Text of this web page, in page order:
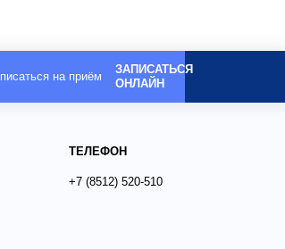
ЗАПИСАТЬСЯ
ОНЛАЙН
ТЕЛЕФОН
+7 (8512)520-510